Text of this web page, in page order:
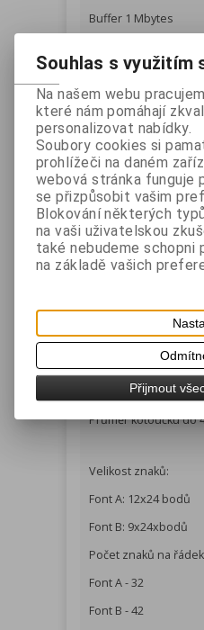
Buffer 1 Mbytes
Snímač konce papíru
Baterie 7,4V Li-io, 1
hodina
nabití 4 hodiny
Rozhraní:
Bluetooth V3,0
Volitelně UART(RS-
Pro připojení USB
kabel.
Papír:
Šířka papíru 80 mm
Průměr kotoučku do
Velikost znaků:
Font A: 12x24 bodů
Font B: 9x24xbodů
Počet znaků na
Font A - 32
Font B - 42
Souhlas s využitím
Na našem webu
které nám pomáhají
personalizovat nabídky.
Soubory cookies si
prohlížeči na daném
webová stránka funguje
se přizpůsobit vašim
Blokování některých
na vaši uživatelskou
také nebudeme schopni
na základě vašich
Přijmout